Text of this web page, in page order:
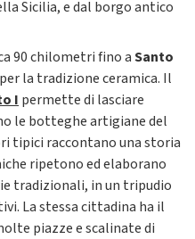
Sicilia, e dal borgo antico
90 chilometri fino aSanto
la tradizione ceramica. Il
I permette di lasciare
le botteghe artigiane del
tipici raccontano una storia
ripetono ed elaborano
tradizionali, in un tripudio
La stessa cittadina ha il
piazze e scalinate di